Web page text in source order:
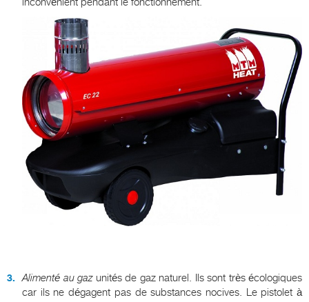
Alimenté au gazunités de gaz naturel. Ils sont très écologiques
car ils ne dégagent pas de substances nocives. Le pistolet à